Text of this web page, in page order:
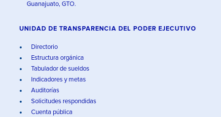
Guanajuato, GTO.
UNIDAD DE TRANSPARENCIA DEL PODER EJECUTIVO
Directorio
Estructura orgánica
Tabulador de sueldos
Indicadores y metas
Auditorías
Solicitudes respondidas
Cuenta pública